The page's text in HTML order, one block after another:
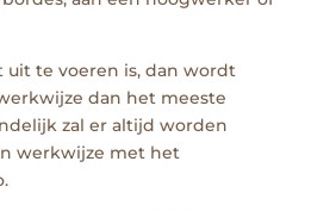
te voeren is, dan wordt
dan het meeste
zal er altijd worden
werkwijze met het